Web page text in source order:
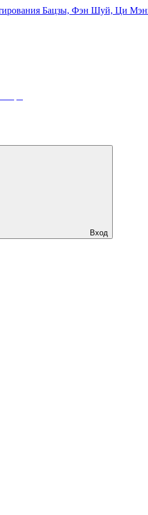
Бацзы, Фэн Шуй, Ци
Вход